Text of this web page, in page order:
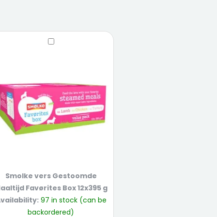
Smolke
Favørites
Box
12x395
g
Smolke vers Gestoomde
Favørites Box 12x395 g
97 in stock (can be
backordered)
Smolke
Favørites
Box
12x395
g
quantity